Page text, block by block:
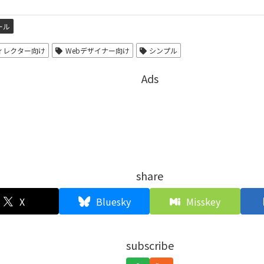
ル
レクター向け Webデザイナー向け シンプル
Ads
share
X Bluesky Misskey
subscribe